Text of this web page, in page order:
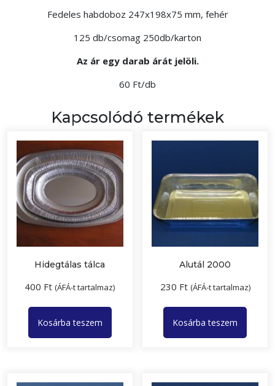
Fedeles habdoboz 247x198x75 mm, fehér
125 db/csomag 250db/karton
Az ár egy darab árát jelöli.
60 Ft/db
Kapcsolódó termékek
Hidegtálas tálca
400 Ft (ÁFÁ-t tartalmaz)
Kosárba teszem
Alutál 2000
230 Ft (ÁFÁ-t tartalmaz)
Kosárba teszem